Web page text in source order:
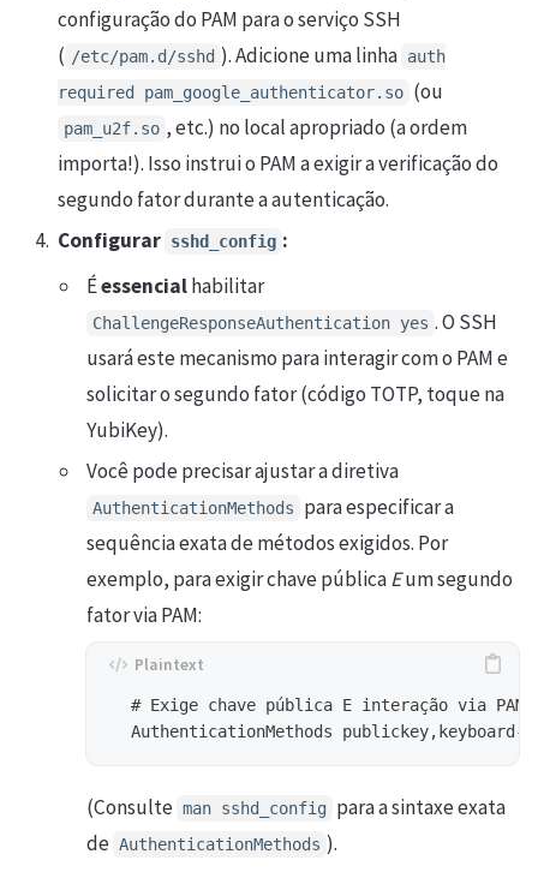
configuração do PAM para o serviço SSH
( /etc/pam.d/sshd ). Adicione uma linha auth
required pam_google_authenticator.so (ou
pam_u2f.so , etc.) no local apropriado (a ordem
importa!). Isso instrui o PAM a exigir a verificação do
segundo fator durante a autenticação.
Configurar sshd_config :
Éessencialhabilitar
ChallengeResponseAuthentication yes . O SSH
usará este mecanismo para interagir com o PAM e
solicitar o segundo fator (código TOTP, toque na
YubiKey).
Você pode precisar ajustar a diretiva
AuthenticationMethods
para especificar a
sequência exata de métodos exigidos. Por
exemplo, para exigir chave públicaEum segundo
fator via PAM:
# Exige chave pública E interação via PAM
(Consulte man sshd_config
para a sintaxe exata
de AuthenticationMethods ).